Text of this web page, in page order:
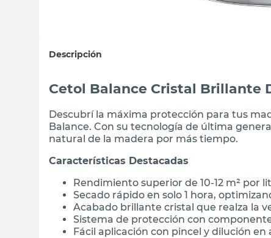
Descripción
Cetol Balance Cristal Brillante
Descubrí la máxima protección para tus
Balance. Con su tecnología de última
natural de la madera por más tiempo.
Características Destacadas
Rendimiento superior de 10-12 m² por
Secado rápido en solo 1 hora,
Acabado brillante cristal que realza la
Sistema de protección con
Fácil aplicación con pincel y dilución en